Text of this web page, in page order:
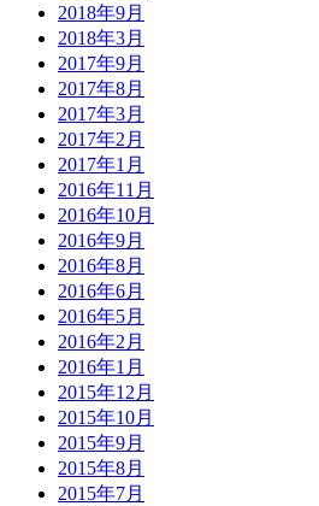
2018年9月
2018年3月
2017年9月
2017年8月
2017年3月
2017年2月
2017年1月
2016年11月
2016年10月
2016年9月
2016年8月
2016年6月
2016年5月
2016年2月
2016年1月
2015年12月
2015年10月
2015年9月
2015年8月
2015年7月